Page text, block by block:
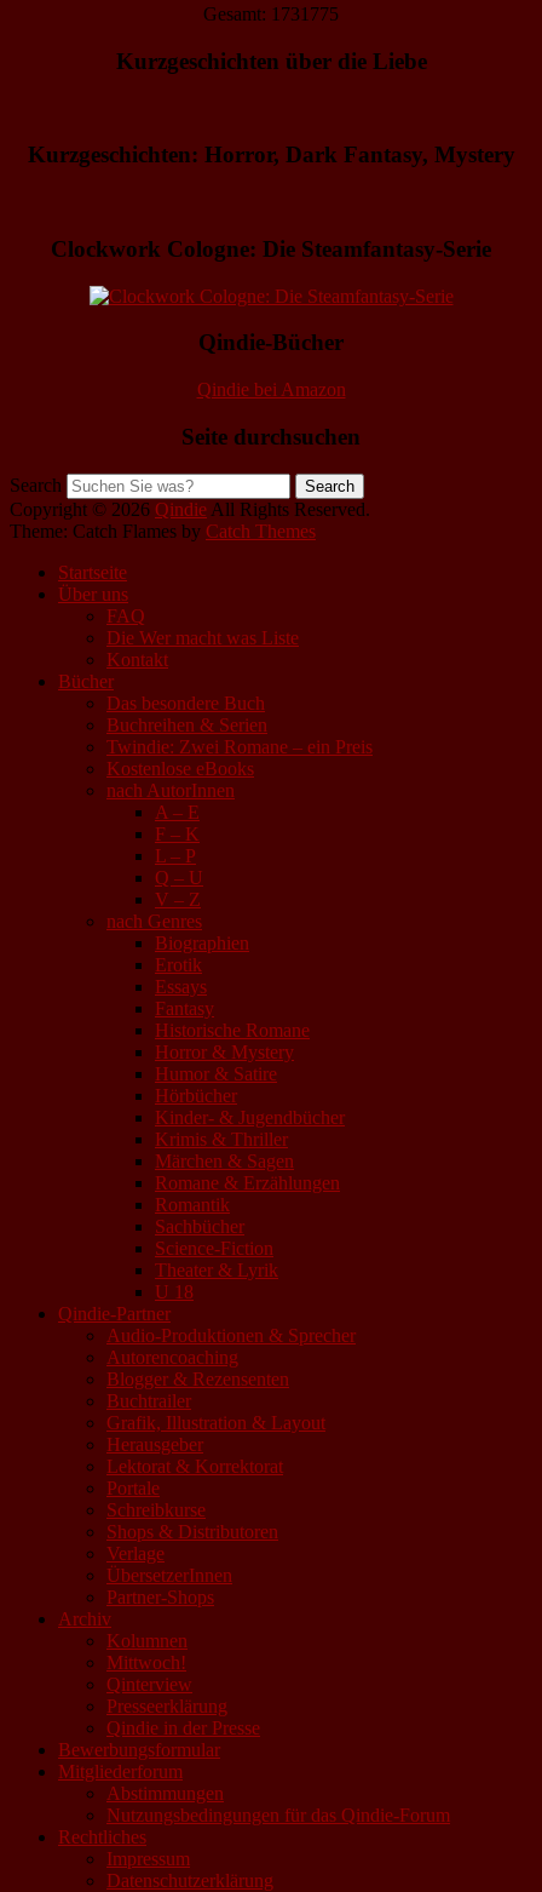
Gesamt: 1731775
Kurzgeschichten über die Liebe
Kurzgeschichten: Horror, Dark Fantasy, Mystery
Clockwork Cologne: Die Steamfantasy-Serie
Qindie-Bücher
Qindie bei Amazon
Seite durchsuchen
Search
Copyright © 2026 Qindie All Rights Reserved.
Theme: Catch Flames by Catch Themes
Startseite
Über uns
FAQ
Die Wer macht was Liste
Kontakt
Bücher
Das besondere Buch
Buchreihen & Serien
Twindie: Zwei Romane – ein Preis
Kostenlose eBooks
nach AutorInnen
A – E
F – K
L – P
Q – U
V – Z
nach Genres
Biographien
Erotik
Essays
Fantasy
Historische Romane
Horror & Mystery
Humor & Satire
Hörbücher
Kinder- & Jugendbücher
Krimis & Thriller
Märchen & Sagen
Romane & Erzählungen
Romantik
Sachbücher
Science-Fiction
Theater & Lyrik
U 18
Qindie-Partner
Audio-Produktionen & Sprecher
Autorencoaching
Blogger & Rezensenten
Buchtrailer
Grafik, Illustration & Layout
Herausgeber
Lektorat & Korrektorat
Portale
Schreibkurse
Shops & Distributoren
Verlage
ÜbersetzerInnen
Partner-Shops
Archiv
Kolumnen
Mittwoch!
Qinterview
Presseerklärung
Qindie in der Presse
Bewerbungsformular
Mitgliederforum
Abstimmungen
Nutzungsbedingungen für das Qindie-Forum
Rechtliches
Impressum
Datenschutzerklärung